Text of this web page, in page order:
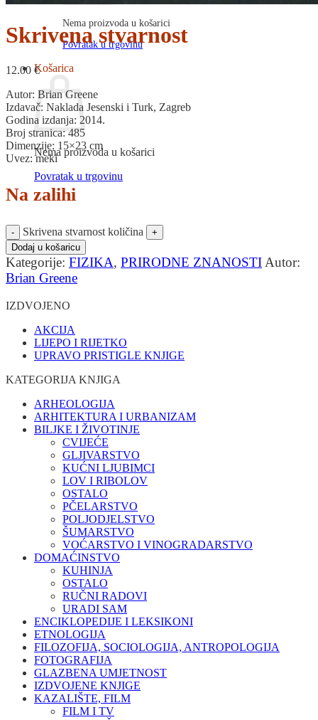
Nema proizvoda u košarici
Povratak u trgovinu
Košarica
Nema proizvoda u košarici
Povratak u trgovinu
Skrivena stvarnost
12.00 €
Autor: Brian Greene
Izdavač: Naklada Jesenski i Turk, Zagreb
Godina izdanja: 2014.
Broj stranica: 485
Dimenzije: 15×23 cm
Uvez: meki
Na zalihi
Skrivena stvarnost količina
Dodaj u košaricu
Kategorije: FIZIKA, PRIRODNE ZNANOSTI Autor:
Brian Greene
IZDVOJENO
AKCIJA
LIJEPO I RIJETKO
UPRAVO PRISTIGLE KNJIGE
KATEGORIJA KNJIGA
ARHEOLOGIJA
ARHITEKTURA I URBANIZAM
BILJKE I ŽIVOTINJE
CVIJEĆE
GLJIVARSTVO
KUĆNI LJUBIMCI
LOV I RIBOLOV
OSTALO
PČELARSTVO
POLJODJELSTVO
ŠUMARSTVO
VOĆARSTVO I VINOGRADARSTVO
DOMAĆINSTVO
KUHINJA
OSTALO
RUČNI RADOVI
URADI SAM
ENCIKLOPEDIJE I LEKSIKONI
ETNOLOGIJA
FILOZOFIJA, SOCIOLOGIJA, ANTROPOLOGIJA
FOTOGRAFIJA
GLAZBENA UMJETNOST
IZDVOJENE KNJIGE
KAZALIŠTE, FILM
FILM I TV